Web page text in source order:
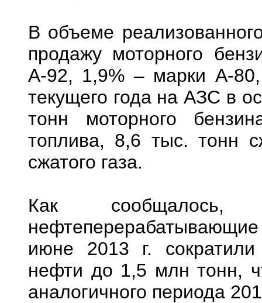
В объеме
продажу моторного
А-92, 1,9% – марки А-
текущего года на АЗС в
тонн моторного
топлива, 8,6 тыс. тонн
сжатого газа.
Как
июне 2013 г.
нефти до 1,5 млн тонн,
аналогичного периода